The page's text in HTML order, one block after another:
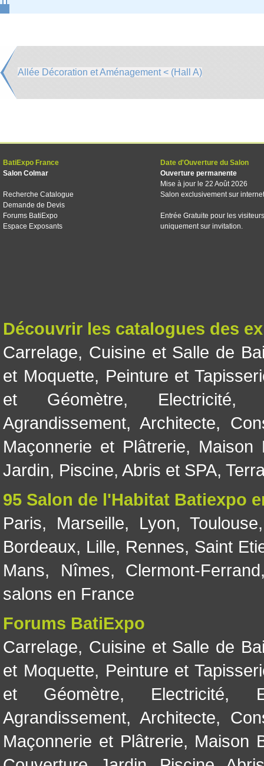
Allée Décoration et Aménagement < (Hall A)
BatiExpo France
Salon Colmar
Recherche Catalogue
Demande de Devis
Forums BatiExpo
Espace Exposants
Date d'Ouverture du Salon
Ouverture permanente
Mise à jour le 22 Août 2026
Salon exclusivement sur internet
Entrée Gratuite pour les visiteurs
uniquement sur invitation.
Découvrir les catalogues des
Carrelage, Cuisine et Salle de
et Moquette, Peinture et
et Géomètre, Electricité
Agrandissement, Architecte,
Maçonnerie et Plâtrerie, Maison
Jardin, Piscine, Abris et SPA,
95 Salon de l'Habitat Batiexpo
Paris, Marseille, Lyon, Toulouse
Bordeaux, Lille, Rennes, Saint
Mans, Nîmes, Clermont-Ferrand
salons en France
Forums BatiExpo
Carrelage, Cuisine et Salle de
et Moquette, Peinture et
et Géomètre, Electricité,
Agrandissement, Architecte,
Maçonnerie et Plâtrerie, Maison